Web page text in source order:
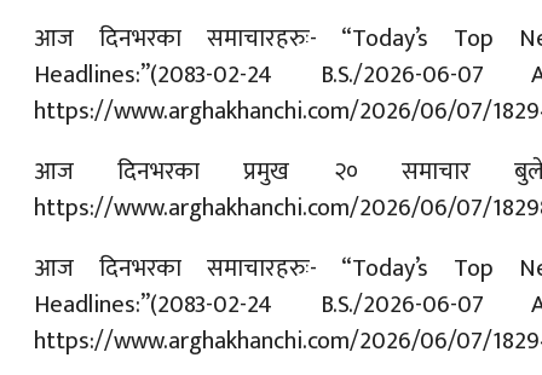
आज दिनभरका समाचारहरुः- “Today’s Top
Headlines:”(2083-02-24 B.S./2026-06-07
https://www.arghakhanchi.com/2026/06/07/
आज दिनभरका प्रमुख २० समाचार
https://www.arghakhanchi.com/2026/06/07/
आज दिनभरका समाचारहरुः- “Today’s Top
Headlines:”(2083-02-24 B.S./2026-06-07
https://www.arghakhanchi.com/2026/06/07/